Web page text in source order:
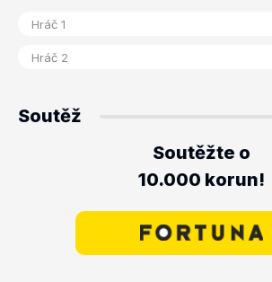
Soutěž
Soutěžte o
10.000 korun!